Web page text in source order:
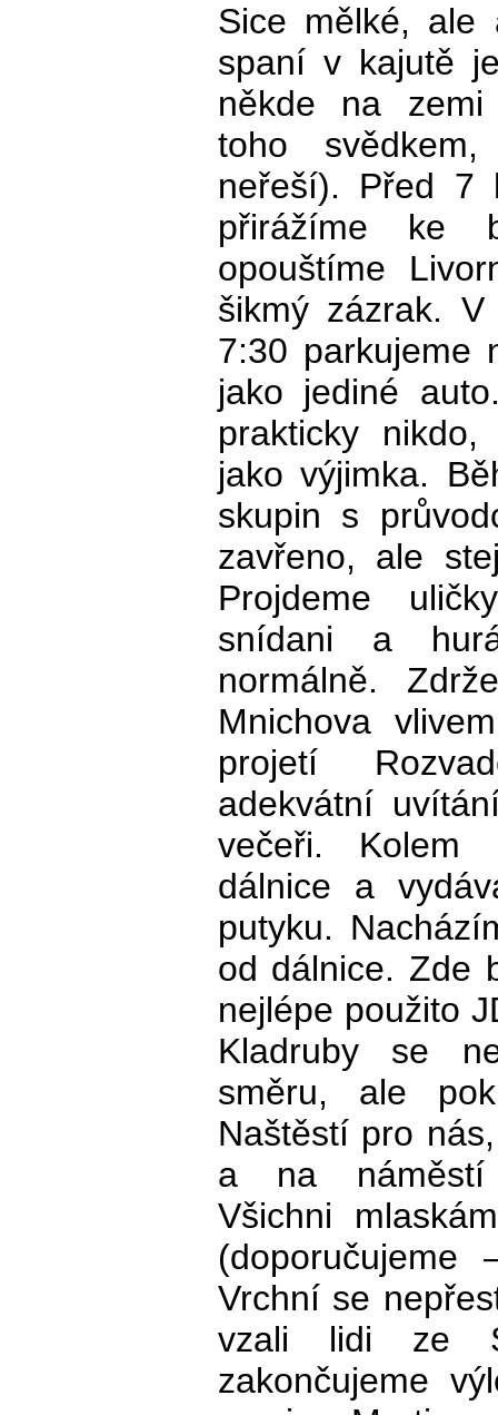
Sice mělké, ale
spaní v kajutě
někde na
toho
neřeší). Před 7
přirážíme ke
opouštíme
šikmý zázrak.
7:30 parkujeme
jako jediné
prakticky
jako výjimka.
skupin s
zavřeno, ale
Projdeme
snídani a
normálně.
Mnichova
projetí
adekvátní
večeři. Kolem
dálnice a
putyku.
od dálnice. Zde
nejlépe použito
Kladruby se
směru, ale
Naštěstí pro
a na náměstí
Všichni
(doporučujeme
Vrchní se
vzali lidi ze
zakončujeme